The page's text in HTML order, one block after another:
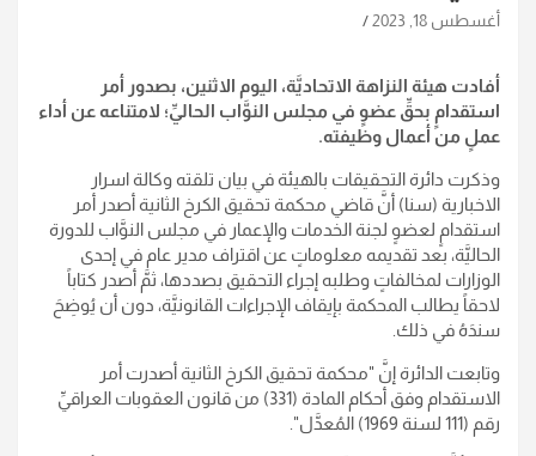
أغسطس 18, 2023
أفادت هيئة النزاهة الاتحاديَّة، اليوم الاثنين، بصدور أمر
استقدامٍ بحقِّ عضوٍ في مجلس النوَّاب الحاليِّ؛ لامتناعه عن أداء
عملٍ من أعمال وظيفته.
وذكرت دائرة التحقيقات بالهيئة في بيان تلقته وكالة اسرار
الاخبارية (سنا) أنَّ قاضي محكمة تحقيق الكرخ الثانية أصدر أمر
استقدامٍ لعضوٍ لجنة الخدمات والإعمار في مجلس النوَّاب للدورة
الحاليَّة، بعد تقديمه معلوماتٍ عن اقتراف مدير عام في إحدى
الوزارات لمخالفاتٍ وطلبه إجراء التحقيق بصددها، ثمَّ أصدر كتاباً
لاحقاً يطالب المحكمة بإيقاف الإجراءات القانونيَّة، دون أن يُوضِحَ
سندَهُ في ذلك
وتابعت الدائرة إنَّ "محكمة تحقيق الكرخ الثانية أصدرت أمر
الاستقدام وفق أحكام المادة (331) من قانون العقوبات العراقيِّ
رقم (111 لسنة 1969) المُعدَّل
".